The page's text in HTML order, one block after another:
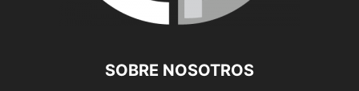
SOBRE NOSOTROS